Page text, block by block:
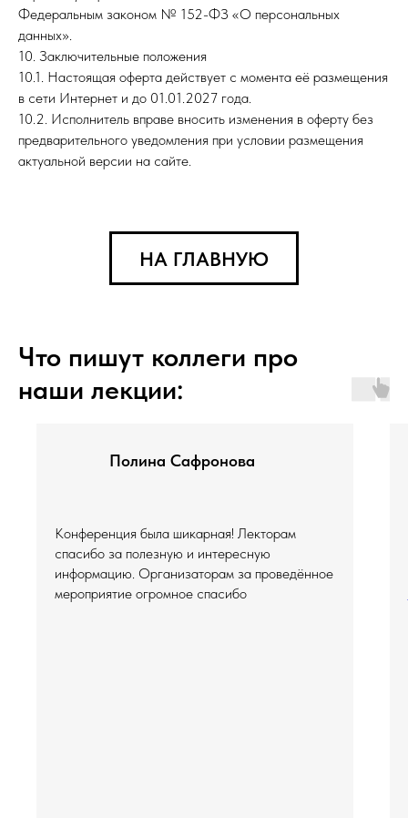
Федеральным законом № 152-ФЗ «О персональных
данных».
10. Заключительные положения
10.1. Настоящая оферта действует с момента её размещения
в сети Интернет и до 01.01.2027 года.
10.2. Исполнитель вправе вносить изменения в оферту без
предварительного уведомления при условии размещения
актуальной версии на сайте.
НА ГЛАВНУЮ
Что пишут коллеги про
наши лекции:
Полина Сафронова
Конференция была шикарная! Лекторам
спасибо за полезную и интересную
информацию. Организаторам за проведённое
мероприятие огромное спасибо